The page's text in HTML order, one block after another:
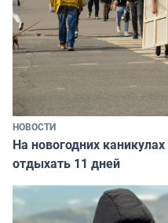
НОВОСТИ
На новогодних
отдыхать 11 дней